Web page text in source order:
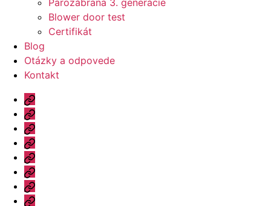
úroveň
navigácie
Parozábrana 3. generácie
Blower door test
Certifikát
Blog
Otázky a odpovede
Kontakt
Úvod
Ponuka
Katalóg
Vzorový
dom
Informácie
Naše
výhody
Blog
Otázky